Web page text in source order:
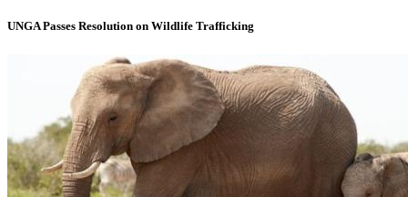
UNGA Passes Resolution on Wildlife Trafficking